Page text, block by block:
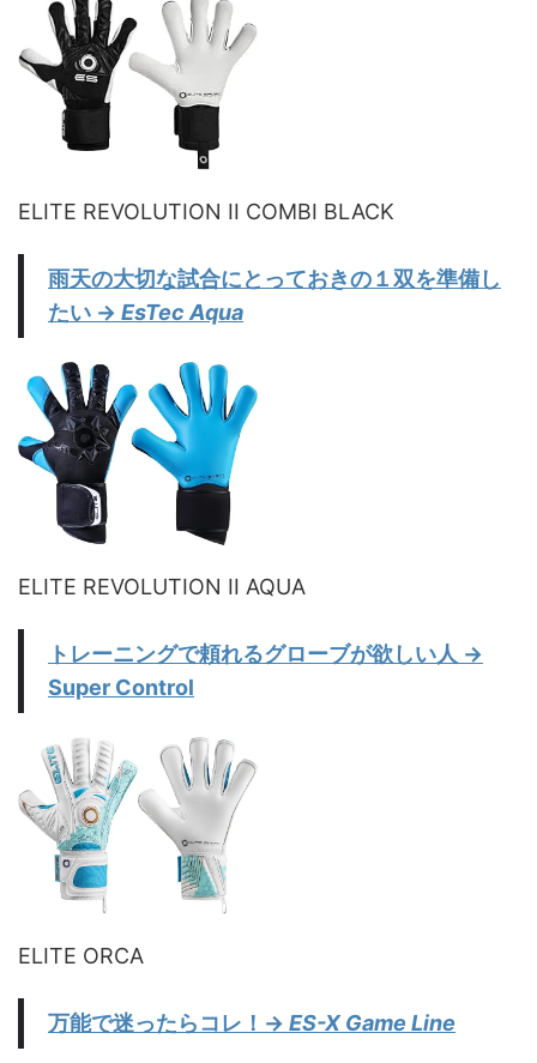
ELITE REVOLUTION II COMBI BLACK
雨天の大切な試合にとっておきの１双を準備し
たい → EsTec Aqua
ELITE REVOLUTION II AQUA
トレーニングで頼れるグローブが欲しい人 →
Super Control
ELITE ORCA
万能で迷ったらコレ！ → ES-X Game Line